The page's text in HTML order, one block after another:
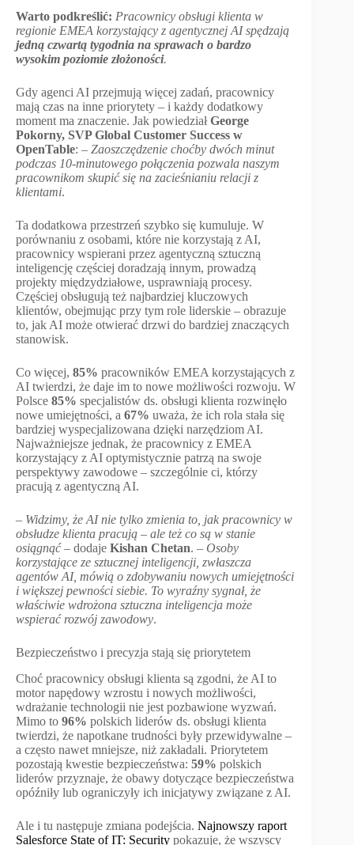
Warto podkreślić: Pracownicy obsługi klienta w
regionie EMEA korzystający z agentycznej AI spędzają
jedną czwartą tygodnia na sprawach o bardzo
wysokim poziomie złożoności.
Gdy agenci AI przejmują więcej zadań, pracownicy
mają czas na inne priorytety – i każdy dodatkowy
moment ma znaczenie. Jak powiedziałGeorge
Pokorny, SVP Global Customer Success w
OpenTable: – Zaoszczędzenie choćby dwóch minut
podczas 10-minutowego połączenia pozwala naszym
pracownikom skupić się na zacieśnianiu relacji z
klientami.
Ta dodatkowa przestrzeń szybko się kumuluje. W
porównaniu z osobami, które nie korzystają z AI,
pracownicy wspierani przez agentyczną sztuczną
inteligencję częściej doradzają innym, prowadzą
projekty międzydziałowe, usprawniają procesy.
Częściej obsługują też najbardziej kluczowych
klientów, obejmując przy tym role liderskie – obrazuje
to, jak AI może otwierać drzwi do bardziej znaczących
stanowisk.
Co więcej, 85% pracowników EMEA korzystających z
AI twierdzi, że daje im to nowe możliwości rozwoju. W
Polsce 85% specjalistów ds. obsługi klienta rozwinęło
nowe umiejętności, a 67% uważa, że ich rola stała się
bardziej wyspecjalizowana dzięki narzędziom AI.
Najważniejsze jednak, że pracownicy z EMEA
korzystający z AI optymistycznie patrzą na swoje
perspektywy zawodowe – szczególnie ci, którzy
pracują z agentyczną AI.
– Widzimy, że AI nie tylko zmienia to, jak pracownicy w
obsłudze klienta pracują – ale też co są w stanie
osiągnąć– dodaje Kishan Chetan. – Osoby
korzystające ze sztucznej inteligencji, zwłaszcza
agentów AI, mówią o zdobywaniu nowych umiejętności
i większej pewności siebie. To wyraźny sygnał, że
właściwie wdrożona sztuczna inteligencja może
wspierać rozwój zawodowy.
Bezpieczeństwo i precyzja stają się priorytetem
Choć pracownicy obsługi klienta są zgodni, że AI to
motor napędowy wzrostu i nowych możliwości,
wdrażanie technologii nie jest pozbawione wyzwań.
Mimo to 96% polskich liderów ds. obsługi klienta
twierdzi, że napotkane trudności były przewidywalne –
a często nawet mniejsze, niż zakładali. Priorytetem
pozostają kwestie bezpieczeństwa: 59% polskich
liderów przyznaje, że obawy dotyczące bezpieczeństwa
opóźniły lub ograniczyły ich inicjatywy związane z AI.
Ale i tu następuje zmiana podejścia. Najnowszy raport
Salesforce State of IT: Security pokazuje, że wszyscy